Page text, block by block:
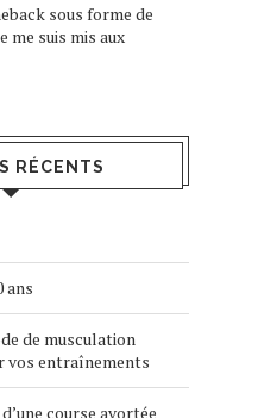
sous forme de
me suis mis aux
RÉCENTS
ans
de musculation
vos entraînements
course avortée